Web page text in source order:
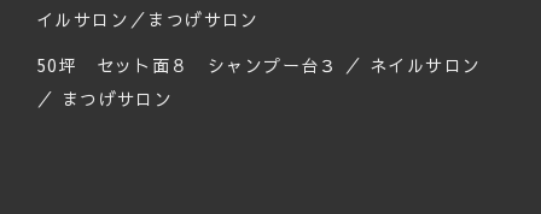
イルサロン／まつげサロン
50坪 セット面８ シャンプー台３ ／ ネイルサロン
／ まつげサロン